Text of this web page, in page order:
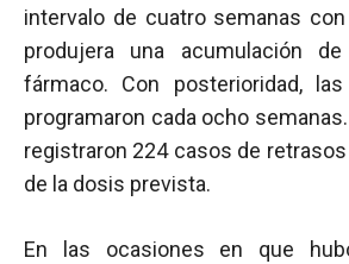
intervalo de cuatro semanas
produjera una acumulación
fármaco. Con posterioridad,
programaron cada ocho
registraron 224 casos de
de la dosis prevista.
En las ocasiones en que